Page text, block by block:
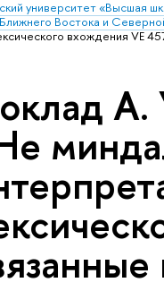
университет «Высшая
Востока и
вхождения VE
А.